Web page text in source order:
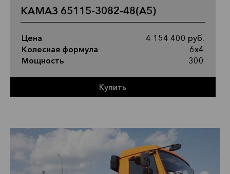
КАМАЗ 65115-3082-48(A5)
Цена
4 154 400 руб.
Колесная формула
6х4
Мощность
300
Купить